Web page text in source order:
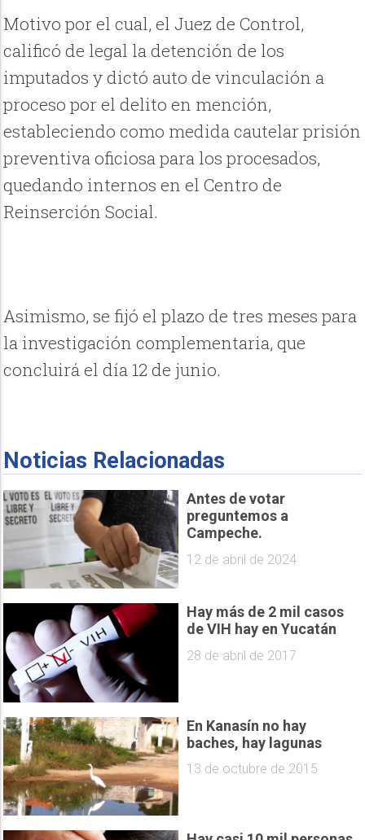
Motivo por el cual, el Juez de Control,
calificó de legal la detención de los
imputados y dictó auto de vinculación a
proceso por el delito en mención,
estableciendo como medida cautelar prisión
preventiva oficiosa para los procesados,
quedando internos en el Centro de
Reinserción Social.
Asimismo, se fijó el plazo de tres meses para
la investigación complementaria, que
concluirá el día 12 de junio.
Noticias Relacionadas
Antes de votar
preguntemos a
Campeche.
12 de abril de 2024
Hay más de 2 mil casos
de VIH hay en Yucatán
28 de abril de 2017
En Kanasín no hay
baches, hay lagunas
13 de octubre de 2015